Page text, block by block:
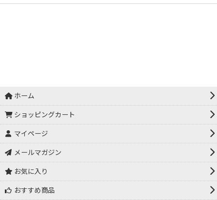
ホーム
ショッピングカート
マイページ
メールマガジン
お気に入り
おすすめ商品